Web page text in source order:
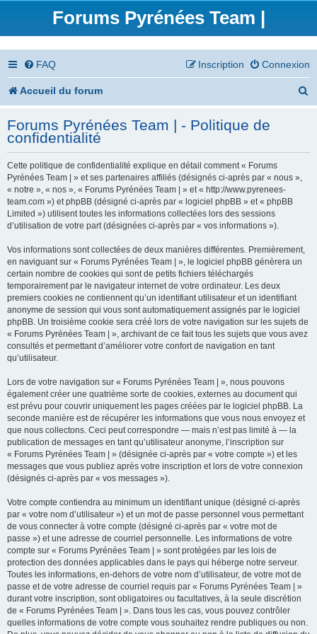
Forums Pyrénées Team |
FAQ Connexion
Inscription
Accueil du forum
h
Forums Pyrénées Team | - Politique de
confidentialité
Cette politique de confidentialité explique en détail comment « Forums
Pyrénées Team | » et ses partenaires affiliés (désignés ci-après par « nous »,
« notre », « nos », « Forums Pyrénées Team | » et « http://www.pyrenees-
team.com ») et phpBB (désigné ci-après par « logiciel phpBB » et « phpBB
Limited ») utilisent toutes les informations collectées lors des sessions
d’utilisation de votre part (désignées ci-après par « vos informations »).
Vos informations sont collectées de deux manières différentes. Premièrement,
en naviguant sur « Forums Pyrénées Team | », le logiciel phpBB génèrera un
certain nombre de cookies qui sont de petits fichiers téléchargés
temporairement par le navigateur internet de votre ordinateur. Les deux
premiers cookies ne contiennent qu’un identifiant utilisateur et un identifiant
anonyme de session qui vous sont automatiquement assignés par le logiciel
phpBB. Un troisième cookie sera créé lors de votre navigation sur les sujets de
« Forums Pyrénées Team | », archivant de ce fait tous les sujets que vous avez
consultés et permettant d’améliorer votre confort de navigation en tant
qu’utilisateur.
Lors de votre navigation sur « Forums Pyrénées Team | », nous pouvons
également créer une quatrième sorte de cookies, externes au document qui
est prévu pour couvrir uniquement les pages créées par le logiciel phpBB. La
seconde manière est de récupérer les informations que vous nous envoyez et
que nous collectons. Ceci peut correspondre — mais n’est pas limité à — la
publication de messages en tant qu’utilisateur anonyme, l’inscription sur
« Forums Pyrénées Team | » (désignée ci-après par « votre compte ») et les
messages que vous publiez après votre inscription et lors de votre connexion
(désignés ci-après par « vos messages »).
Votre compte contiendra au minimum un identifiant unique (désigné ci-après
par « votre nom d’utilisateur ») et un mot de passe personnel vous permettant
de vous connecter à votre compte (désigné ci-après par « votre mot de
passe ») et une adresse de courriel personnelle. Les informations de votre
compte sur « Forums Pyrénées Team | » sont protégées par les lois de
protection des données applicables dans le pays qui héberge notre serveur.
Toutes les informations, en-dehors de votre nom d’utilisateur, de votre mot de
passe et de votre adresse de courriel requis par « Forums Pyrénées Team | »
durant votre inscription, sont obligatoires ou facultatives, à la seule discrétion
de « Forums Pyrénées Team | ». Dans tous les cas, vous pouvez contrôler
quelles informations de votre compte vous souhaitez rendre publiques ou non.